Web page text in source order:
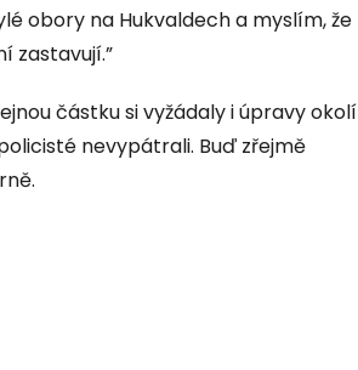
obory na Hukvaldech a myslím, že
zastavují.”
částku si vyžádaly i úpravy okolí
nevypátrali. Buď zřejmě